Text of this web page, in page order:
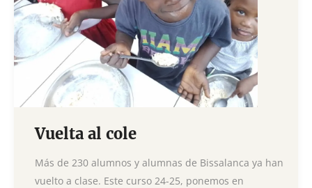
Vuelta al cole
Más de 230 alumnos y alumnas de Bissalanca ya han
vuelto a clase. Este curso 24-25, ponemos en